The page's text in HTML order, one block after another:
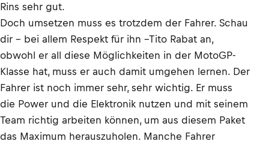
Rins sehr gut.
Doch umsetzen muss es trotzdem der Fahrer. Schau
dir – bei allem Respekt für ihn –Tito Rabat an,
obwohl er all diese Möglichkeiten in der MotoGP-
Klasse hat, muss er auch damit umgehen lernen. Der
Fahrer ist noch immer sehr, sehr wichtig. Er muss
die Power und die Elektronik nutzen und mit seinem
Team richtig arbeiten können, um aus diesem Paket
das Maximum herauszuholen. Manche Fahrer